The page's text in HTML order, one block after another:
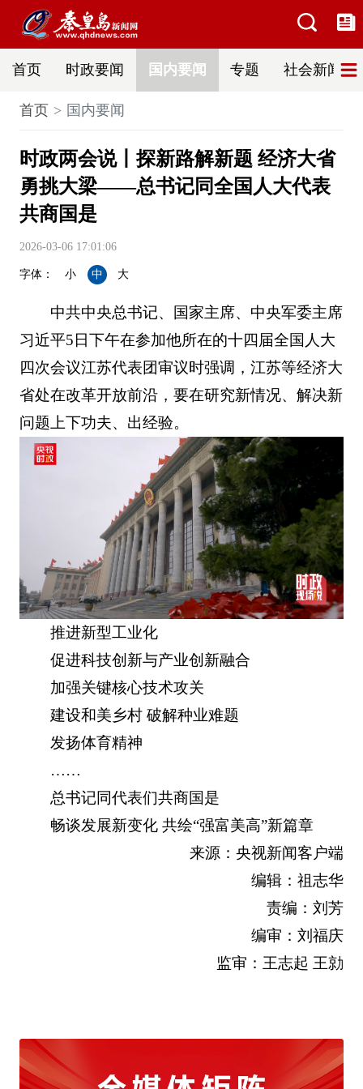
首页 时政要闻 国内要闻 专题 社会新闻
首页 国内要闻
时政两会说丨探新路解新题 经济大省
勇挑大梁——总书记同全国人大代表
共商国是
2026-03-06 17:01:06
字体： 小 中 大
中共中央总书记、国家主席、中央军委主席
习近平5日下午在参加他所在的十四届全国人大
四次会议江苏代表团审议时强调，江苏等经济大
省处在改革开放前沿，要在研究新情况、解决新
问题上下功夫、出经验。
推进新型工业化
促进科技创新与产业创新融合
加强关键核心技术攻关
建设和美乡村 破解种业难题
发扬体育精神
……
总书记同代表们共商国是
畅谈发展新变化 共绘“强富美高”新篇章
来源：央视新闻客户端
编辑：祖志华
责编：刘芳
编审：刘福庆
监审：王志起 王勍